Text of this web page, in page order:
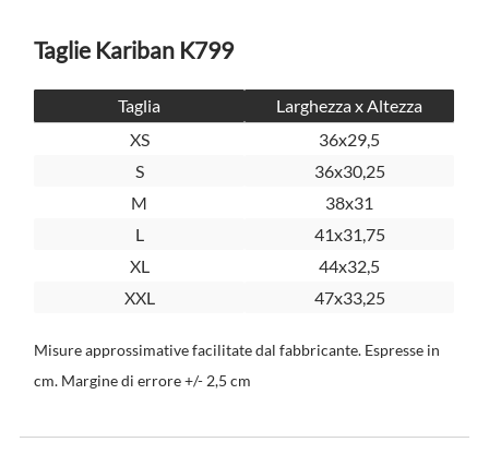
Taglie Kariban K799
Taglia
Larghezza x Altezza
XS
36x29,5
S
36x30,25
M
38x31
L
41x31,75
XL
44x32,5
XXL
47x33,25
Misure approssimative facilitate dal fabbricante. Espresse in
cm. Margine di errore +/- 2,5 cm